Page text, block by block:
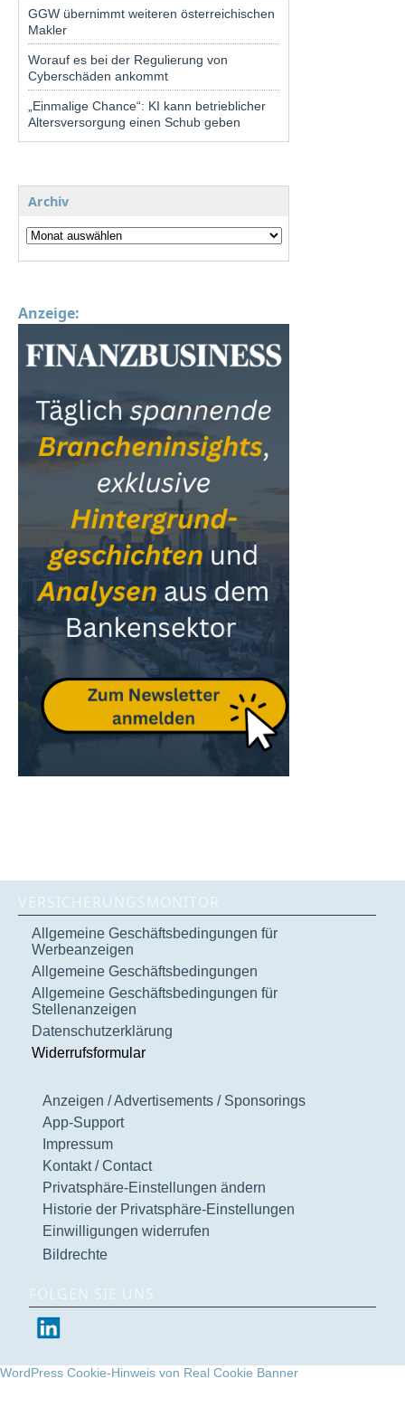
GGW übernimmt weiteren österreichischen
Makler
Worauf es bei der Regulierung von
Cyberschäden ankommt
„Einmalige Chance“: KI kann betrieblicher
Altersversorgung einen Schub geben
Archiv
Anzeige:
VERSICHERUNGSMONITOR
Allgemeine Geschäftsbedingungen für
Werbeanzeigen
Allgemeine Geschäftsbedingungen
Allgemeine Geschäftsbedingungen für
Stellenanzeigen
Datenschutzerklärung
Widerrufsformular
Anzeigen / Advertisements / Sponsorings
App-Support
Impressum
Kontakt / Contact
Privatsphäre-Einstellungen ändern
Historie der Privatsphäre-Einstellungen
Einwilligungen widerrufen
Bildrechte
FOLGEN SIE UNS
WordPress Cookie-Hinweis von Real Cookie Banner